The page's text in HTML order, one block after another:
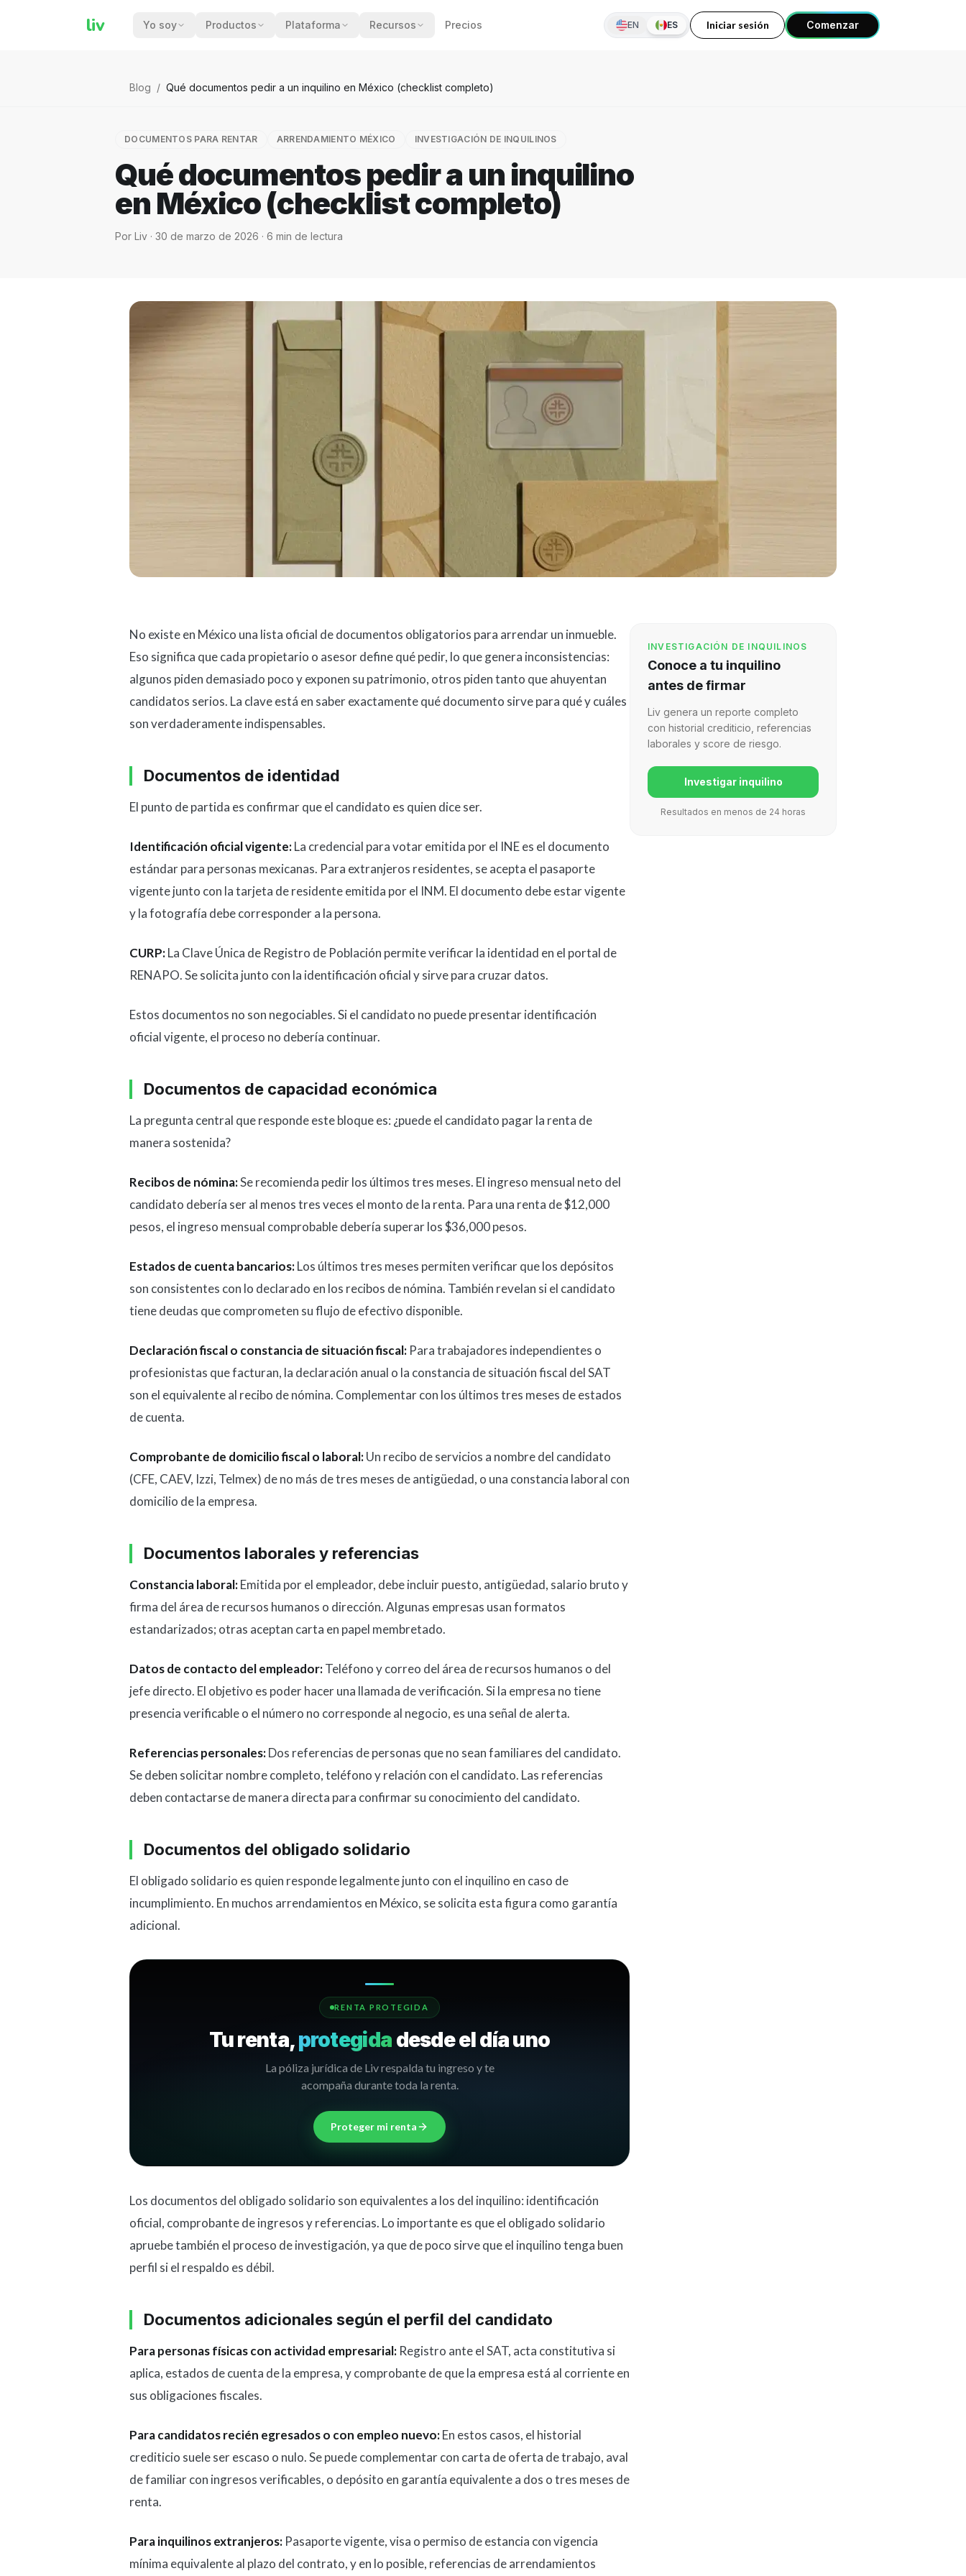
liv Yo soy Productos Plataforma Recursos Precios EN ES Iniciar sesión Comenzar
Blog / Qué documentos pedir a un inquilino en México (checklist completo)
DOCUMENTOS PARA RENTAR ARRENDAMIENTO MÉXICO INVESTIGACIÓN DE INQUILINOS
Qué documentos pedir a un inquilino
en México (checklist completo)
Por Liv · 30 de marzo de 2026 · 6 min de lectura
No existe en México una lista oficial de documentos obligatorios para arrendar un inmueble.
Eso significa que cada propietario o asesor define qué pedir, lo que genera inconsistencias:
algunos piden demasiado poco y exponen su patrimonio, otros piden tanto que ahuyentan
candidatos serios. La clave está en saber exactamente qué documento sirve para qué y cuáles
son verdaderamente indispensables.
Documentos de identidad
El punto de partida es confirmar que el candidato es quien dice ser.
Identificación oficial vigente:La credencial para votar emitida por el INE es el documento
estándar para personas mexicanas. Para extranjeros residentes, se acepta el pasaporte
vigente junto con la tarjeta de residente emitida por el INM. El documento debe estar vigente
y la fotografía debe corresponder a la persona.
CURP:La Clave Única de Registro de Población permite verificar la identidad en el portal de
RENAPO. Se solicita junto con la identificación oficial y sirve para cruzar datos.
Estos documentos no son negociables. Si el candidato no puede presentar identificación
oficial vigente, el proceso no debería continuar.
Documentos de capacidad económica
La pregunta central que responde este bloque es: ¿puede el candidato pagar la renta de
manera sostenida?
Recibos de nómina:Se recomienda pedir los últimos tres meses. El ingreso mensual neto del
candidato debería ser al menos tres veces el monto de la renta. Para una renta de $12,000
pesos, el ingreso mensual comprobable debería superar los $36,000 pesos.
Estados de cuenta bancarios:Los últimos tres meses permiten verificar que los depósitos
son consistentes con lo declarado en los recibos de nómina. También revelan si el candidato
tiene deudas que comprometen su flujo de efectivo disponible.
Declaración fiscal o constancia de situación fiscal: Para trabajadores independientes o
profesionistas que facturan, la declaración anual o la constancia de situación fiscal del SAT
son el equivalente al recibo de nómina. Complementar con los últimos tres meses de estados
de cuenta.
Comprobante de domicilio fiscal o laboral:Un recibo de servicios a nombre del candidato
(CFE, CAEV, Izzi, Telmex) de no más de tres meses de antigüedad, o una constancia laboral con
domicilio de la empresa.
Documentos laborales y referencias
Constancia laboral:Emitida por el empleador, debe incluir puesto, antigüedad, salario bruto y
firma del área de recursos humanos o dirección. Algunas empresas usan formatos
estandarizados; otras aceptan carta en papel membretado.
Datos de contacto del empleador:Teléfono y correo del área de recursos humanos o del
jefe directo. El objetivo es poder hacer una llamada de verificación. Si la empresa no tiene
presencia verificable o el número no corresponde al negocio, es una señal de alerta.
Referencias personales:Dos referencias de personas que no sean familiares del candidato.
Se deben solicitar nombre completo, teléfono y relación con el candidato. Las referencias
deben contactarse de manera directa para confirmar su conocimiento del candidato.
Documentos del obligado solidario
El obligado solidario es quien responde legalmente junto con el inquilino en caso de
incumplimiento. En muchos arrendamientos en México, se solicita esta figura como garantía
adicional.
RENTA PROTEGIDA
Tu renta,protegida desde el día uno
La póliza jurídica de Liv respalda tu ingreso y te
acompaña durante toda la renta.
Proteger mi renta
Los documentos del obligado solidario son equivalentes a los del inquilino: identificación
oficial, comprobante de ingresos y referencias. Lo importante es que el obligado solidario
apruebe también el proceso de investigación, ya que de poco sirve que el inquilino tenga buen
perfil si el respaldo es débil.
Documentos adicionales según el perfil del candidato
Para personas físicas con actividad empresarial: Registro ante el SAT, acta constitutiva si
aplica, estados de cuenta de la empresa, y comprobante de que la empresa está al corriente en
sus obligaciones fiscales.
Para candidatos recién egresados o con empleo nuevo:En estos casos, el historial
crediticio suele ser escaso o nulo. Se puede complementar con carta de oferta de trabajo, aval
de familiar con ingresos verificables, o depósito en garantía equivalente a dos o tres meses de
renta.
Para inquilinos extranjeros: Pasaporte vigente, visa o permiso de estancia con vigencia
mínima equivalente al plazo del contrato, y en lo posible, referencias de arrendamientos
INVESTIGACIÓN DE INQUILINOS
Conoce a tu inquilino
antes de firmar
Liv genera un reporte completo
con historial crediticio, referencias
laborales y score de riesgo.
Investigar inquilino
Resultados en menos de 24 horas